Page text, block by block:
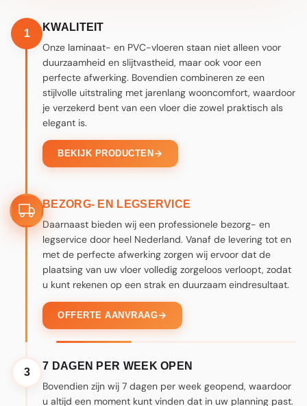
1
KWALITEIT
Onze laminaat- en PVC-vloeren staan niet alleen voor
duurzaamheid en slijtvastheid, maar ook voor een
perfecte afwerking. Bovendien combineren ze een
stijlvolle uitstraling met jarenlang wooncomfort, waardoor
je verzekerd bent van een vloer die zowel praktisch als
elegant is.
BEKIJK PRODUCTEN
BEZORG- EN LEGSERVICE
Daarnaast bieden wij een professionele bezorg- en
legservice door heel Nederland. Vanaf de levering tot en
met de perfecte afwerking zorgen wij ervoor dat de
plaatsing van uw vloer volledig zorgeloos verloopt, zodat
u kunt rekenen op een strak en duurzaam eindresultaat.
OFFERTE AANVRAAG
3
7 DAGEN PER WEEK OPEN
Bovendien zijn wij 7 dagen per week geopend, waardoor
u altijd een moment kunt vinden dat in uw planning past.